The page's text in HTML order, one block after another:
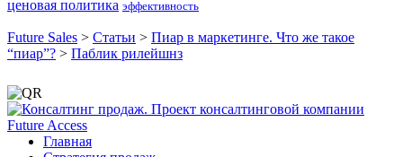
ценовая политика эффективность
Future Sales > Статьи > Пиар в маркетинге. Что же такое
“пиар”? > Паблик рилейшнз
Главная